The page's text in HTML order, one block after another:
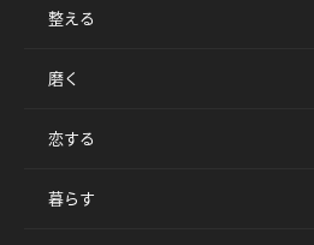
整える
磨く
恋する
暮らす